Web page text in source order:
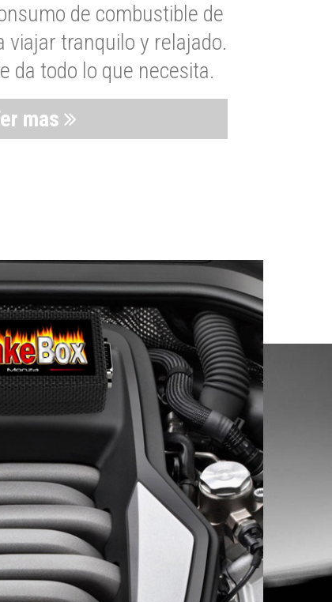
de combustible de
viajar tranquilo y relajado.
da todo lo que necesita.
mas